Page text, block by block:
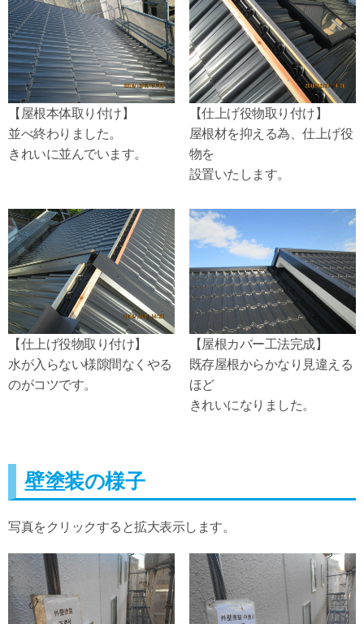
【屋根本体取り付け】
並べ終わりました。
きれいに並んでいます。
【仕上げ役物取り付け】
屋根材を抑える為、仕上げ役
物を
設置いたします。
【仕上げ役物取り付け】
水が入らない様隙間なくやる
のがコツです。
【屋根カバー工法完成】
既存屋根からかなり見違える
ほど
きれいになりました。
壁塗装の様子
写真をクリックすると拡大表示します。